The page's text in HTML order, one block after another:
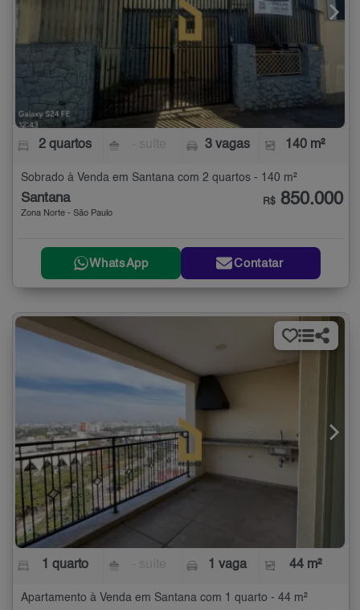
2 quartos 3 vagas 140 m²
Sobrado à Venda em Santana com 2 quartos - 140 m²
Santana
Zona Norte - São Paulo
R$ 850.000
WhatsApp Contatar
1 quarto 1 vaga 44 m²
Apartamento à Venda em Santana com 1 quarto - 44 m²